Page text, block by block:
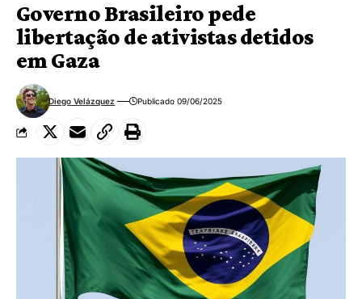
Governo Brasileiro pede
libertação de ativistas detidos
em Gaza
Diego Velázquez Publicado 09/06/2025